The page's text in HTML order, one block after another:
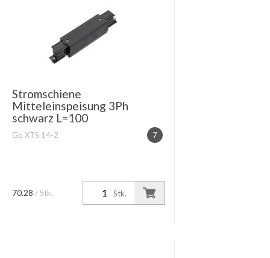
Stromschiene
Mitteleinspeisung 3Ph
schwarz L=100
7
Gb XTS 14-2
Stk.
70.28 / Stk.